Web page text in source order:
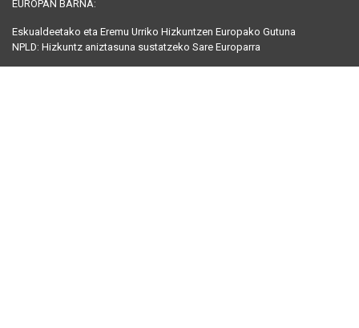
EUROPAN BARNA:
Eskualdeetako eta Eremu Urriko Hizkuntzen Europako Gutuna
NPLD: Hizkuntz aniztasuna sustatzeko Sare Europarra